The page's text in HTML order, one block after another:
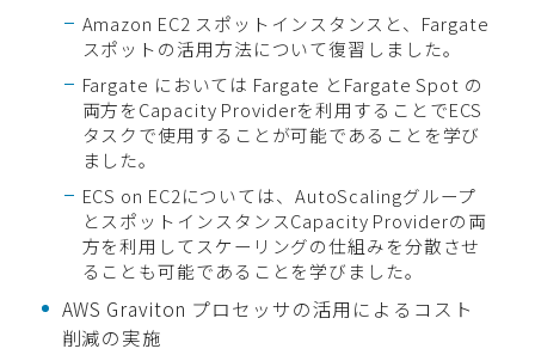
Amazon EC2 スポットインスタンスと、Fargate
スポットの活用方法について復習しました。
Fargate においては Fargate とFargate Spot の
両方をCapacity Providerを利用することでECS
タスクで使用することが可能であることを学び
ました。
ECS on EC2については、AutoScalingグループ
とスポットインスタンスCapacity Providerの両
方を利用してスケーリングの仕組みを分散させ
ることも可能であることを学びました。
AWS Graviton プロセッサの活用によるコスト
削減の実施